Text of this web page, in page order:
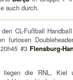
auch durch.
CL-Fußball
furiosen
#3 Flensburg-
liegen die RNL, Kiel